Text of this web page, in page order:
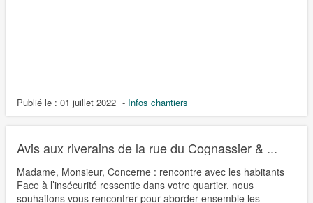
Publié le : 01 juillet 2022 - Infos chantiers
Avis aux riverains de la rue du Cognassier & ...
Madame, Monsieur, Concerne : rencontre avec les habitants
Face à l’insécurité ressentie dans votre quartier, nous
souhaitons vous rencontrer pour aborder ensemble les